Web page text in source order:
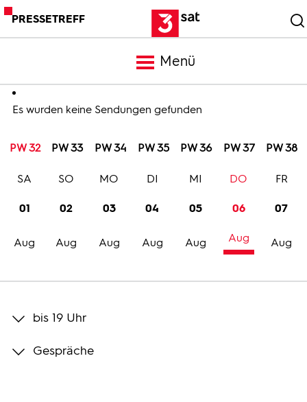
PRESSETREFF
Menü
Meldungen
Programm
Trailer
Bilder
Es wurden keine Sendungen gefunden
PW 32 PW 33 PW 34 PW 35 PW 36 PW 37 PW 38
01
Aug
SA
02
Aug
SO
03
Aug
MO
04
Aug
DI
05
Aug
MI
06
Aug
DO
07
Aug
FR
bis 19 Uhr
Gespräche